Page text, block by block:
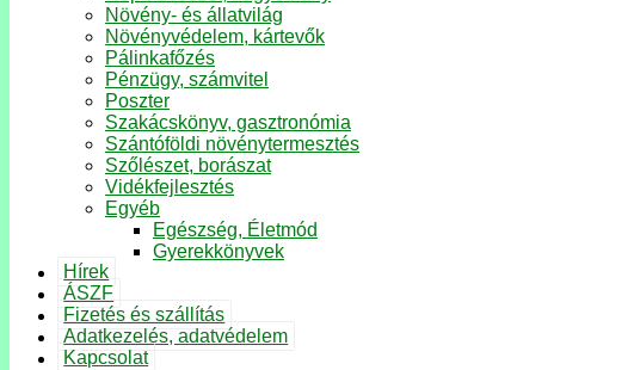
Növény- és állatvilág
Növényvédelem, kártevők
Pálinkafőzés
Pénzügy, számvitel
Poszter
Szakácskönyv, gasztronómia
Szántóföldi növénytermesztés
Szőlészet, borászat
Vidékfejlesztés
Egyéb
Egészség, Életmód
Gyerekkönyvek
Hírek
ÁSZF
Fizetés és szállítás
Adatkezelés, adatvédelem
Kapcsolat